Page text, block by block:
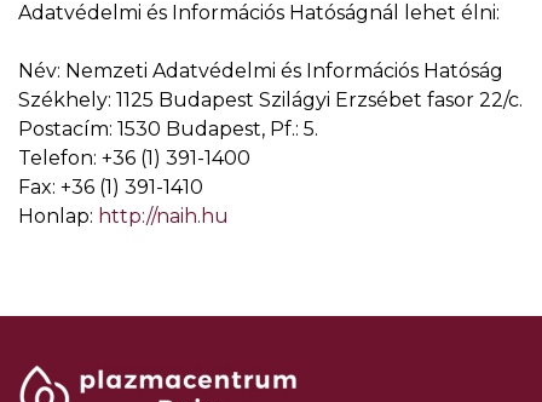
Adatvédelmi és Információs Hatóságnál lehet élni:
Név: Nemzeti Adatvédelmi és Információs Hatóság
Székhely: 1125 Budapest Szilágyi Erzsébet fasor 22/c.
Postacím: 1530 Budapest, Pf.: 5.
Telefon: +36 (1) 391-1400
Fax: +36 (1) 391-1410
Honlap: http://naih.hu